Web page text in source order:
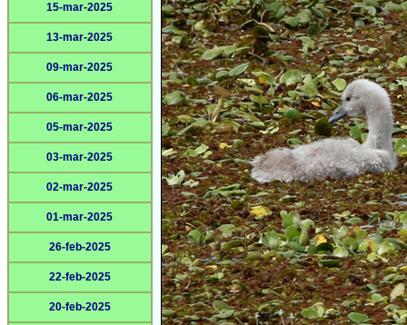
15-mar-2025
13-mar-2025
09-mar-2025
06-mar-2025
05-mar-2025
03-mar-2025
02-mar-2025
01-mar-2025
26-feb-2025
22-feb-2025
20-feb-2025